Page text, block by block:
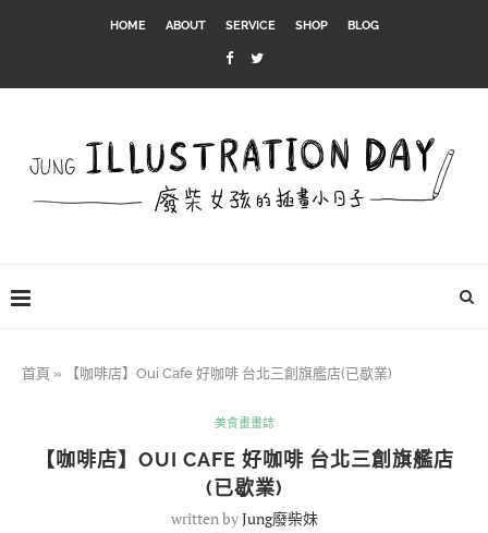
HOME ABOUT SERVICE SHOP BLOG
首頁 » 【咖啡店】Oui Cafe 好咖啡 台北三創旗艦店(已歇業)
美食畫畫誌
【咖啡店】OUI CAFE 好咖啡 台北三創旗艦店
(已歇業)
written byJung廢柴妹